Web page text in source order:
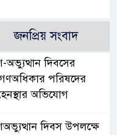
জনপ্রিয় সংবাদ
দিবসের
পরিষদের
অভিযোগ
দিবস উপলক্ষে